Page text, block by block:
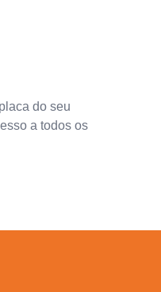
do seu
a todos os